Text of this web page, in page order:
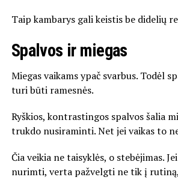
Taip kambarys gali keistis be didelių
Spalvos ir miegas
Miegas vaikams ypač svarbus. Todėl
turi būti ramesnės.
Ryškios, kontrastingos spalvos šalia
trukdo nusiraminti. Net jei vaikas to
Čia veikia ne taisyklės, o stebėjimas.
nurimti, verta pažvelgti ne tik į